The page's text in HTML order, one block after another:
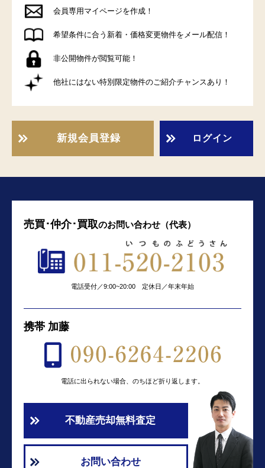
会員専用マイページを作成！
希望条件に合う新着・価格変更物件をメール配信！
非公開物件が閲覧可能！
他社にはない特別限定物件のご紹介チャンスあり！
新規会員登録 ログイン
売買･仲介･買取のお問い合わせ（代表）
電話受付／9:00~20:00 定休日／年末年始
携帯 加藤
電話に出られない場合、のちほど折り返します。
不動産売却無料査定
お問い合わせ